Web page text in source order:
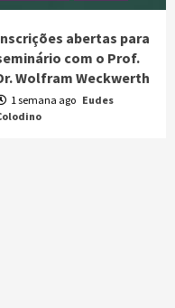
abertas para
com o Prof.
Wolfram Weckwerth
1 semana ago Eudes